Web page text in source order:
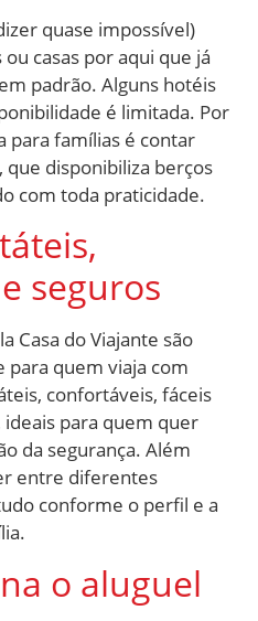
quase impossível)
casas por aqui que já
padrão. Alguns hotéis
é limitada. Por
para famílias é contar
, que disponibiliza berços
com toda praticidade.
seguros
Casa do Viajante são
para quem viaja com
confortáveis, fáceis
para quem quer
da segurança. Além
entre diferentes
conforme o perfil e a
o aluguel